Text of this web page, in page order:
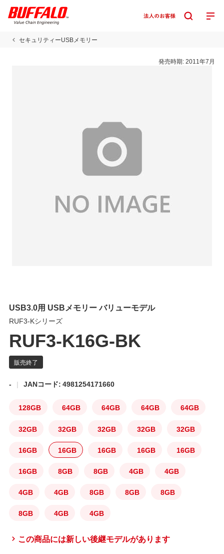
セキュリティーUSBメモリー
発売時期:2011年7月
USB3.0用 USBメモリー バリューモデル
RUF3-Kシリーズ
RUF3-K16G-BK
- JANコード: 4981254171660
128GB 64GB 64GB 64GB 64GB
32GB 32GB 32GB 32GB 32GB
16GB 16GB 16GB 16GB 16GB
16GB 8GB 8GB 4GB 4GB
4GB 4GB 8GB 8GB 8GB
8GB 4GB 4GB
この商品には新しい後継モデルがあります